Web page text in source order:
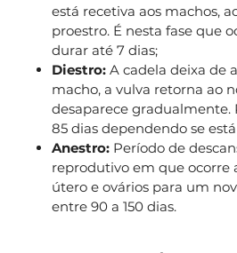
está recetiva aos machos,
proestro. É nesta fase que
durar até 7 dias;
Diestro: A cadela deixa de
macho, a vulva retorna ao
desaparece gradualmente.
85 dias dependendo se
Anestro: Período de
reprodutivo em que ocorre
útero e ovários para um
entre 90 a 150 dias.